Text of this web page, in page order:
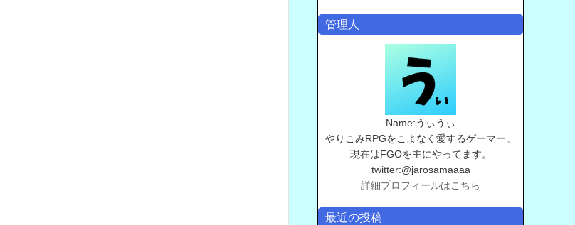
管理人
Name:うぃうぃ
やりこみRPGをこよなく愛するゲーマー。
現在はFGOを主にやってます。
twitter:@jarosamaaaa
詳細プロフィールはこちら
最近の投稿